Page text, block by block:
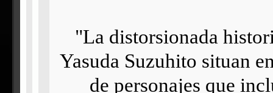
"La distorsionada
Yasuda Suzuhito situan
de personajes que